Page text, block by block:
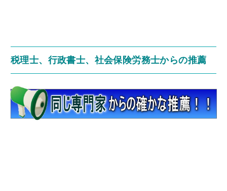
税理士、行政書士、社会保険労務士からの推薦